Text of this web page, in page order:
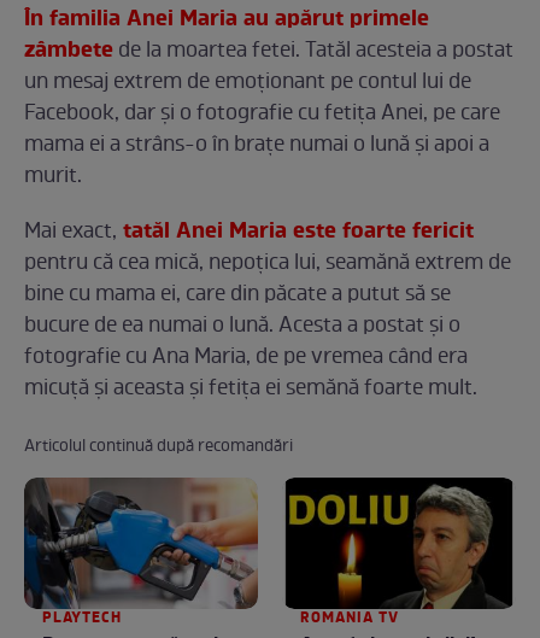
În familia Anei Maria au apărut primele
zâmbetede la moartea fetei. Tatăl acesteia a postat
un mesaj extrem de emoționant pe contul lui de
Facebook, dar și o fotografie cu fetița Anei, pe care
mama ei a strâns-o în brațe numai o lună și apoi a
murit.
Mai exact, tatăl Anei Maria este foarte fericit
pentru că cea mică, nepoțica lui, seamănă extrem de
bine cu mama ei, care din păcate a putut să se
bucure de ea numai o lună. Acesta a postat și o
fotografie cu Ana Maria, de pe vremea când era
micuță și aceasta și fetița ei semănă foarte mult.
Articolul continuă după recomandări
PLAYTECH ROMANIA TV